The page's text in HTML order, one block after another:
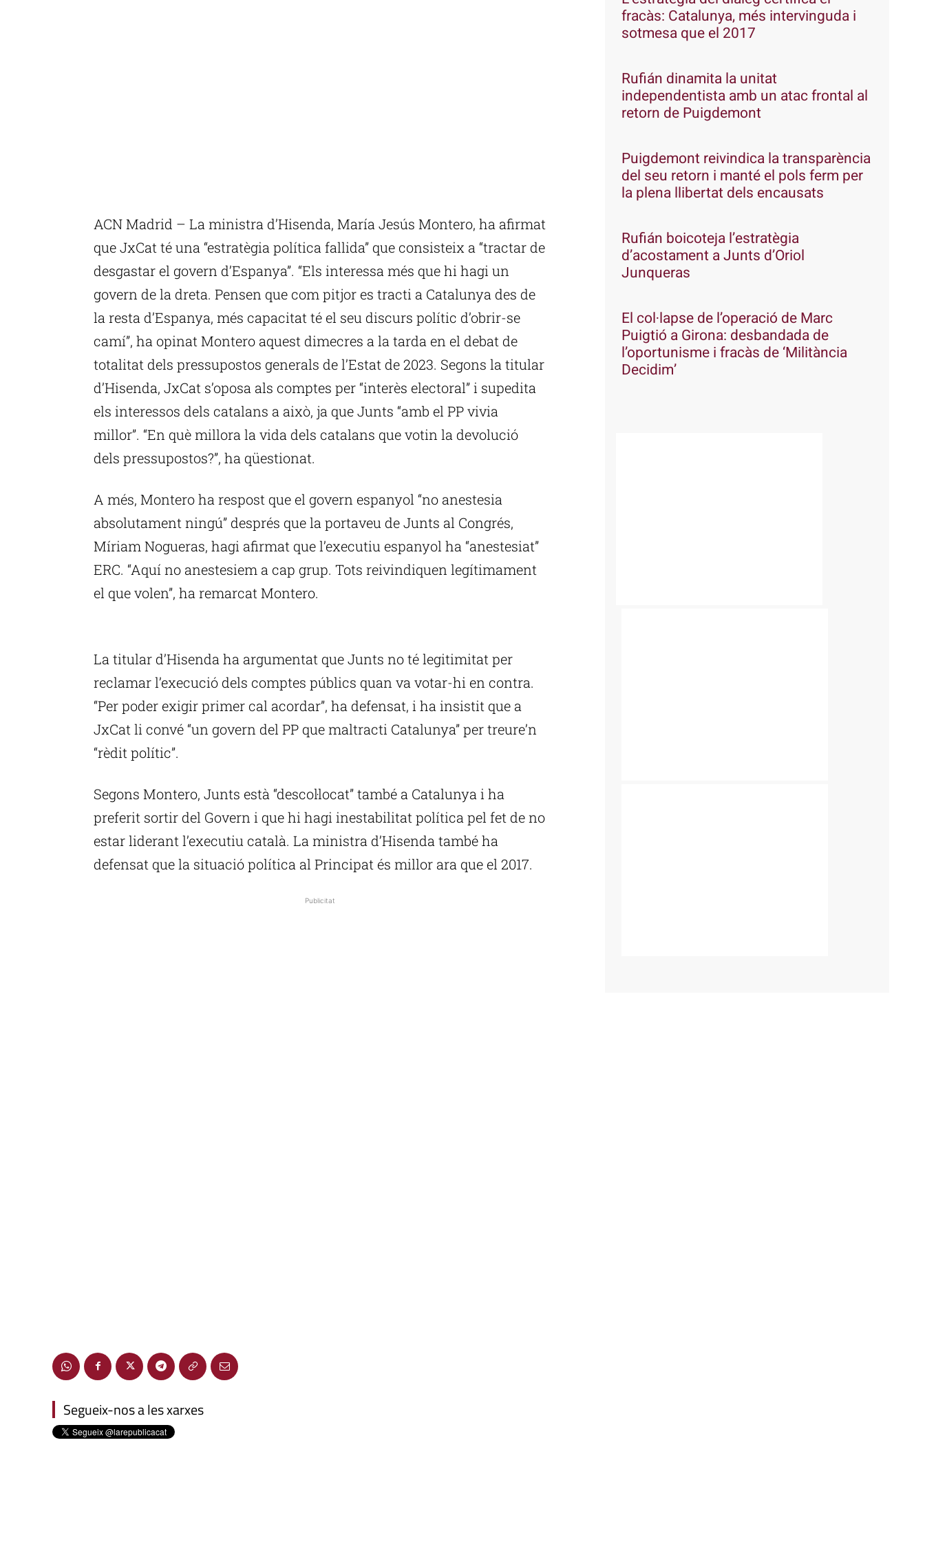
ACN Madrid – La ministra d’Hisenda, María Jesús Montero, ha afirmat
que JxCat té una “estratègia política fallida” que consisteix a “tractar de
desgastar el govern d’Espanya”. “Els interessa més que hi hagi un
govern de la dreta. Pensen que com pitjor es tracti a Catalunya des de
la resta d’Espanya, més capacitat té el seu discurs polític d’obrir-se
camí”, ha opinat Montero aquest dimecres a la tarda en el debat de
totalitat dels pressupostos generals de l’Estat de 2023. Segons la titular
d’Hisenda, JxCat s’oposa als comptes per “interès electoral” i supedita
els interessos dels catalans a això, ja que Junts “amb el PP vivia
millor”. “En què millora la vida dels catalans que votin la devolució
dels pressupostos?”, ha qüestionat.
A més, Montero ha respost que el govern espanyol “no anestesia
absolutament ningú” després que la portaveu de Junts al Congrés,
Míriam Nogueras, hagi afirmat que l’executiu espanyol ha “anestesiat”
ERC. “Aquí no anestesiem a cap grup. Tots reivindiquen legítimament
el que volen”, ha remarcat Montero.
La titular d’Hisenda ha argumentat que Junts no té legitimitat per
reclamar l’execució dels comptes públics quan va votar-hi en contra.
“Per poder exigir primer cal acordar”, ha defensat, i ha insistit que a
JxCat li convé “un govern del PP que maltracti Catalunya” per treure’n
“rèdit polític”.
Segons Montero, Junts està “descol·locat” també a Catalunya i ha
preferit sortir del Govern i que hi hagi inestabilitat política pel fet de no
estar liderant l’executiu català. La ministra d’Hisenda també ha
defensat que la situació política al Principat és millor ara que el 2017.
Publicitat
Segueix-nos a les xarxes
fracàs: Catalunya, més intervinguda i
sotmesa que el 2017
Rufián dinamita la unitat
independentista amb un atac frontal al
retorn de Puigdemont
Puigdemont reivindica la transparència
del seu retorn i manté el pols ferm per
la plena llibertat dels encausats
Rufián boicoteja l’estratègia
d’acostament a Junts d’Oriol
Junqueras
El col·lapse de l’operació de Marc
Puigtió a Girona: desbandada de
l’oportunisme i fracàs de ‘Militància
Decidim’